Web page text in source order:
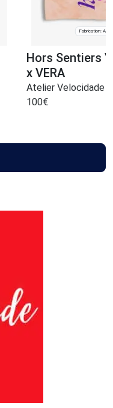
Fabrication:
Hors Sentiers
x VERA
Atelier Velocidade
100€